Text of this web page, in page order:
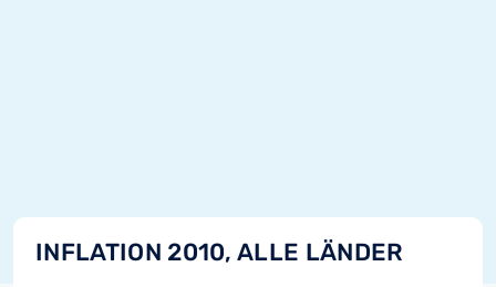
INFLATION 2010, ALLE LÄNDER